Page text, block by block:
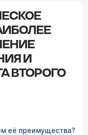
И
ВТОРОГО
её преимущества?